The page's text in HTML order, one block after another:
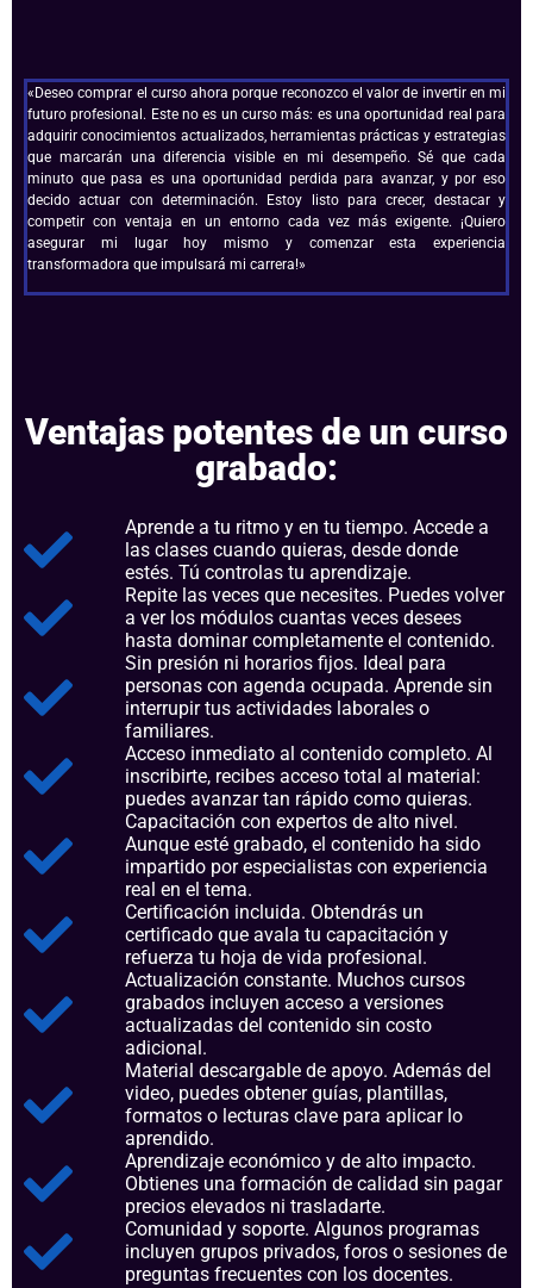
«Deseo comprar el curso ahora porque reconozco el valor de invertir en mi
futuro profesional. Este no es un curso más: es una oportunidad real para
adquirir conocimientos actualizados, herramientas prácticas y estrategias
que marcarán una diferencia visible en mi desempeño. Sé que cada
minuto que pasa es una oportunidad perdida para avanzar, y por eso
decido actuar con determinación. Estoy listo para crecer, destacar y
competir con ventaja en un entorno cada vez más exigente. ¡Quiero
asegurar mi lugar hoy mismo y comenzar esta experiencia
transformadora que impulsará mi carrera!»
Ventajas potentes de un curso
grabado:
Aprende a tu ritmo y en tu tiempo. Accede a
las clases cuando quieras, desde donde
estés. Tú controlas tu aprendizaje.
Repite las veces que necesites. Puedes volver
a ver los módulos cuantas veces desees
hasta dominar completamente el contenido.
Sin presión ni horarios fijos. Ideal para
personas con agenda ocupada. Aprende sin
interrupir tus actividades laborales o
familiares.
Acceso inmediato al contenido completo. Al
inscribirte, recibes acceso total al material:
puedes avanzar tan rápido como quieras.
Capacitación con expertos de alto nivel.
Aunque esté grabado, el contenido ha sido
impartido por especialistas con experiencia
real en el tema.
Certificación incluida. Obtendrás un
certificado que avala tu capacitación y
refuerza tu hoja de vida profesional.
Actualización constante. Muchos cursos
grabados incluyen acceso a versiones
actualizadas del contenido sin costo
adicional.
Material descargable de apoyo. Además del
video, puedes obtener guías, plantillas,
formatos o lecturas clave para aplicar lo
aprendido.
Aprendizaje económico y de alto impacto.
Obtienes una formación de calidad sin pagar
precios elevados ni trasladarte.
Comunidad y soporte. Algunos programas
incluyen grupos privados, foros o sesiones de
preguntas frecuentes con los docentes.